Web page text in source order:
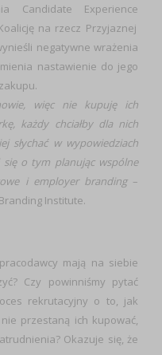
Candidate Experience
na rzecz Przyjaznej
negatywne wrażenia
nastawienie do jego
więc nie kupuję ich
każdy chciałby dla nich
słychać w wypowiedziach
się o tym planując wspólne
i employer branding–
Institute.
mają na siebie
Czy powinniśmy pytać
rekrutacyjny o to, jak
przestaną ich kupować,
Okazuje się, że